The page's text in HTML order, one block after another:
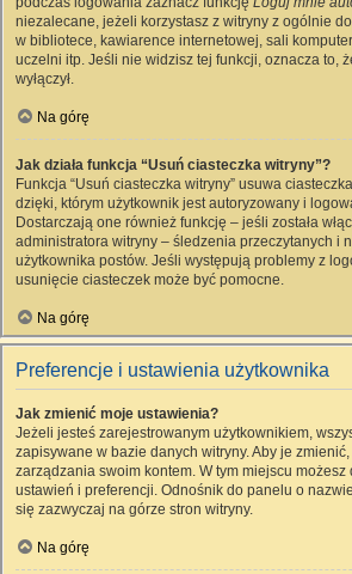
niezalecane, jeżeli korzystasz z witryny z ogólnie
w bibliotece, kawiarence internetowej, sali
uczelni itp. Jeśli nie widzisz tej funkcji, oznacza to,
wyłączył.
Na górę
Jak działa funkcja “Usuń ciasteczka witryny”?
Funkcja “Usuń ciasteczka witryny” usuwa
dzięki, którym użytkownik jest autoryzowany i
Dostarczają one również funkcję – jeśli została
administratora witryny – śledzenia przeczytanych i
użytkownika postów. Jeśli występują problemy z
usunięcie ciasteczek może być pomocne.
Na górę
Preferencje i ustawienia użytkownika
Jak zmienić moje ustawienia?
Jeżeli jesteś zarejestrowanym użytkownikiem,
zapisywane w bazie danych witryny. Aby je
zarządzania swoim kontem. W tym miejscu
ustawień i preferencji. Odnośnik do panelu o
się zazwyczaj na górze stron witryny.
Na górę